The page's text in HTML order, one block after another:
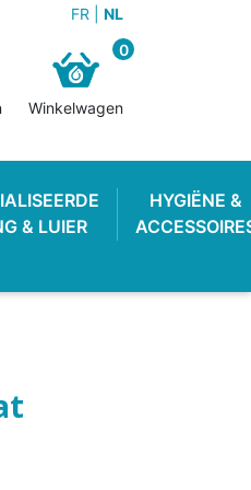
FR NL
0
Winkelwagen
& LUIER
HYGIËNE &